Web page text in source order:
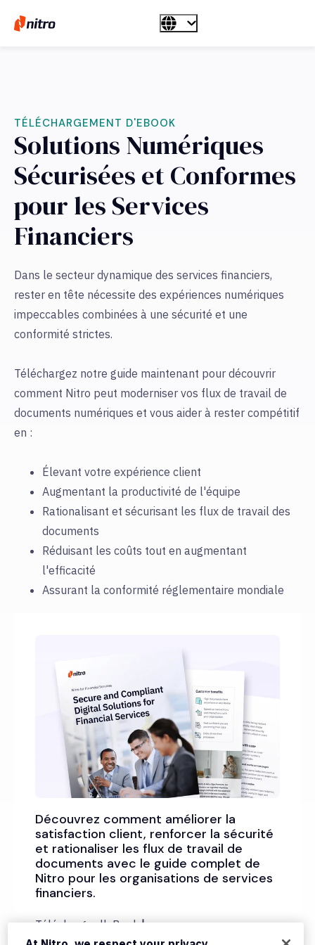
TÉLÉCHARGEMENT D'EBOOK
Solutions Numériques
Sécurisées et Conformes
pour les Services
Financiers
Dans le secteur dynamique des services financiers,
rester en tête nécessite des expériences numériques
impeccables combinées à une sécurité et une
conformité strictes.
Téléchargez notre guide maintenant pour découvrir
comment Nitro peut moderniser vos flux de travail de
documents numériques et vous aider à rester compétitif
en :
Élevant votre expérience client
Augmentant la productivité de l'équipe
Rationalisant et sécurisant les flux de travail des
documents
Réduisant les coûts tout en augmentant
l'efficacité
Assurant la conformité réglementaire mondiale
Découvrez comment améliorer la
satisfaction client, renforcer la sécurité
et rationaliser les flux de travail de
documents avec le guide complet de
Nitro pour les organisations de services
financiers.
Télécharger l'eBook